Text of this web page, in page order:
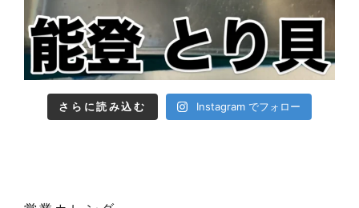
さらに読み込む Instagram でフォロー